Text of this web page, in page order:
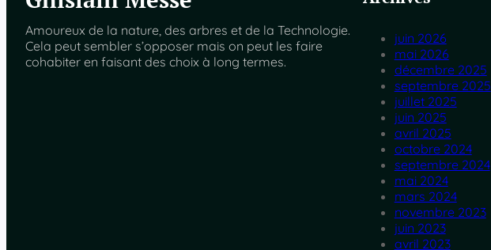
Amoureux de la nature, des arbres et de la Technologie.
Cela peut sembler s’opposer mais on peut les faire
cohabiter en faisant des choix à long termes.
juin 2026
mai 2026
décembre 2025
septembre 2025
juillet 2025
juin 2025
avril 2025
octobre 2024
septembre 2024
mai 2024
mars 2024
novembre 2023
juin 2023
avril 2023